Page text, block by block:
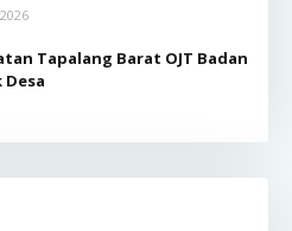
Tapalang Barat OJT Badan
Desa